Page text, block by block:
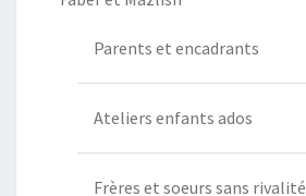
Parents et encadrants
Ateliers enfants ados
Frères et soeurs sans rivalité